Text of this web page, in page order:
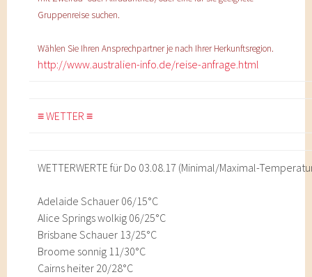
Gruppenreise suchen.
Wählen Sie Ihren Ansprechpartner je nach Ihrer Herkunftsregion.
http://www.australien-info.de/reise-anfrage.html
≡ WETTER ≡
WETTERWERTE für Do 03.08.17 (Minimal/Maximal-
Adelaide Schauer 06/15°C
Alice Springs wolkig 06/25°C
Brisbane Schauer 13/25°C
Broome sonnig 11/30°C
Cairns heiter 20/28°C